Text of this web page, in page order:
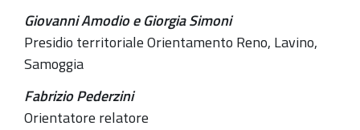
genitori
di
ragazze/i
dei
Comuni
Giovanni Amodio e Giorgia Simoni
Presidio territoriale Orientamento Reno, Lavino,
Samoggia
Fabrizio Pederzini
Orientatore relatore